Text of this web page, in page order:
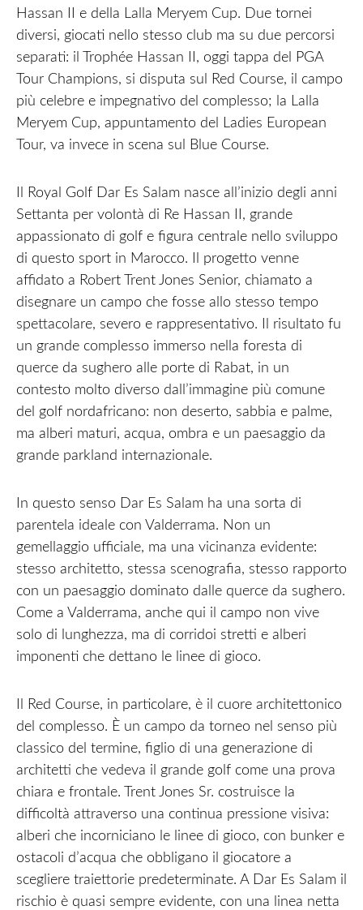
Hassan II e della Lalla Meryem Cup. Due tornei
diversi, giocati nello stesso club ma su due percorsi
separati: il Trophée Hassan II, oggi tappa del PGA
Tour Champions, si disputa sul Red Course, il campo
più celebre e impegnativo del complesso; la Lalla
Meryem Cup, appuntamento del Ladies European
Tour, va invece in scena sul Blue Course.
Il Royal Golf Dar Es Salam nasce all’inizio degli anni
Settanta per volontà di Re Hassan II, grande
appassionato di golf e figura centrale nello sviluppo
di questo sport in Marocco. Il progetto venne
affidato a Robert Trent Jones Senior, chiamato a
disegnare un campo che fosse allo stesso tempo
spettacolare, severo e rappresentativo. Il risultato fu
un grande complesso immerso nella foresta di
querce da sughero alle porte di Rabat, in un
contesto molto diverso dall’immagine più comune
del golf nordafricano: non deserto, sabbia e palme,
ma alberi maturi, acqua, ombra e un paesaggio da
grande parkland internazionale.
In questo senso Dar Es Salam ha una sorta di
parentela ideale con Valderrama. Non un
gemellaggio ufficiale, ma una vicinanza evidente:
stesso architetto, stessa scenografia, stesso rapporto
con un paesaggio dominato dalle querce da sughero.
Come a Valderrama, anche qui il campo non vive
solo di lunghezza, ma di corridoi stretti e alberi
imponenti che dettano le linee di gioco.
Il Red Course, in particolare, è il cuore architettonico
del complesso. È un campo da torneo nel senso più
classico del termine, figlio di una generazione di
architetti che vedeva il grande golf come una prova
chiara e frontale. Trent Jones Sr. costruisce la
difficoltà attraverso una continua pressione visiva:
alberi che incorniciano le linee di gioco, con bunker e
ostacoli d’acqua che obbligano il giocatore a
scegliere traiettorie predeterminate. A Dar Es Salam il
rischio è quasi sempre evidente, con una linea netta